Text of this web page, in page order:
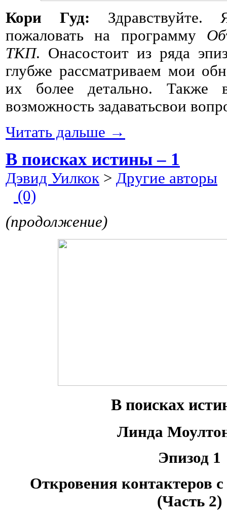
Кори Гуд:
пожаловать на программу
ТКП. Онасостоит из ряда
глубже рассматриваем мои
их более детально. Также
возможность задаватьсвои
Читать дальше →
В поисках истины – 1
Дэвид Уилкок > Другие авторы
(0)
(продолжение)
В поисках
Линда
Эпизод 1
Откровения контактеров
(Часть 2)